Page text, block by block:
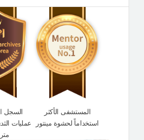
المستشفى الأكثر
استخداماً لحشوة مينتور
السجل